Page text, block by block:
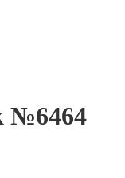
№6464